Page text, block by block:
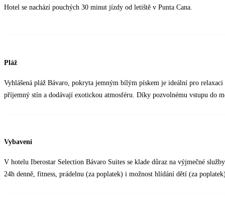
Hotel se nachází pouchých 30 minut jízdy od letiště v Punta Cana.
Pláž
Vyhlášená pláž Bávaro, pokryta jemným bílým pískem je ideální pro
příjemný stín a dodávají exotickou atmosféru. Díky pozvolnému vstupu do
Vybavení
V hotelu Iberostar Selection Bávaro Suites se klade důraz na výjmečné
24h denně, fitness, prádelnu (za poplatek) i možnost hlídání dětí (za